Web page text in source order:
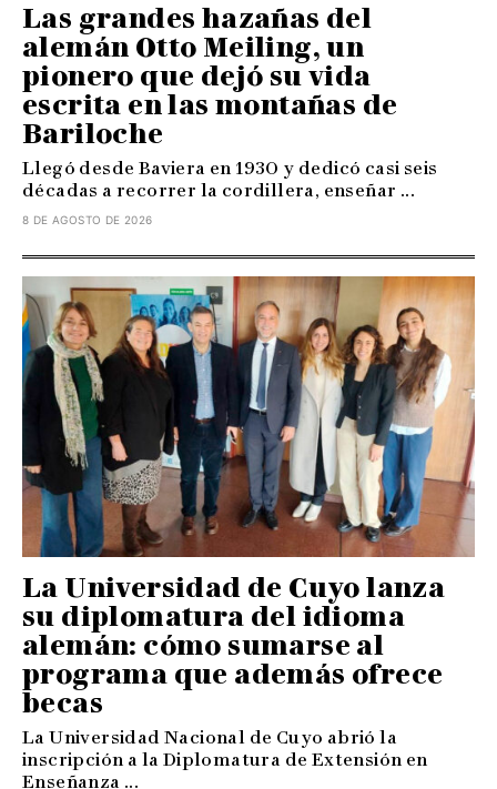
Las grandes hazañas del
alemán Otto Meiling, un
pionero que dejó su vida
escrita en las montañas de
Bariloche
Llegó desde Baviera en 1930 y dedicó casi seis
décadas a recorrer la cordillera, enseñar ...
8 DE AGOSTO DE 2026
La Universidad de Cuyo lanza
su diplomatura del idioma
alemán: cómo sumarse al
programa que además ofrece
becas
La Universidad Nacional de Cuyo abrió la
inscripción a la Diplomatura de Extensión en
Enseñanza ...